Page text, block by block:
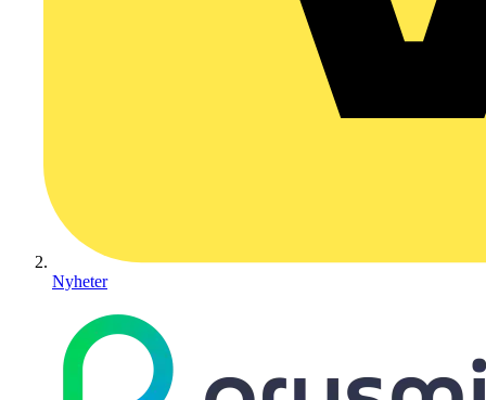
Nyheter